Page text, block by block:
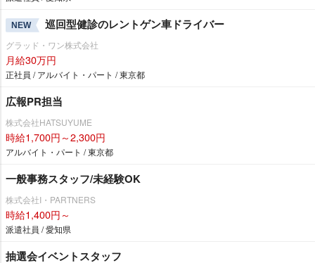
NEW 巡回型健診のレントゲン車ドライバー
グラッド・ワン株式会社
月給30万円
正社員 / アルバイト・パート / 東京都
広報PR担当
株式会社HATSUYUME
時給1,700円～2,300円
アルバイト・パート / 東京都
一般事務スタッフ/未経験OK
株式会社I・PARTNERS
時給1,400円～
派遣社員 / 愛知県
抽選会イベントスタッフ